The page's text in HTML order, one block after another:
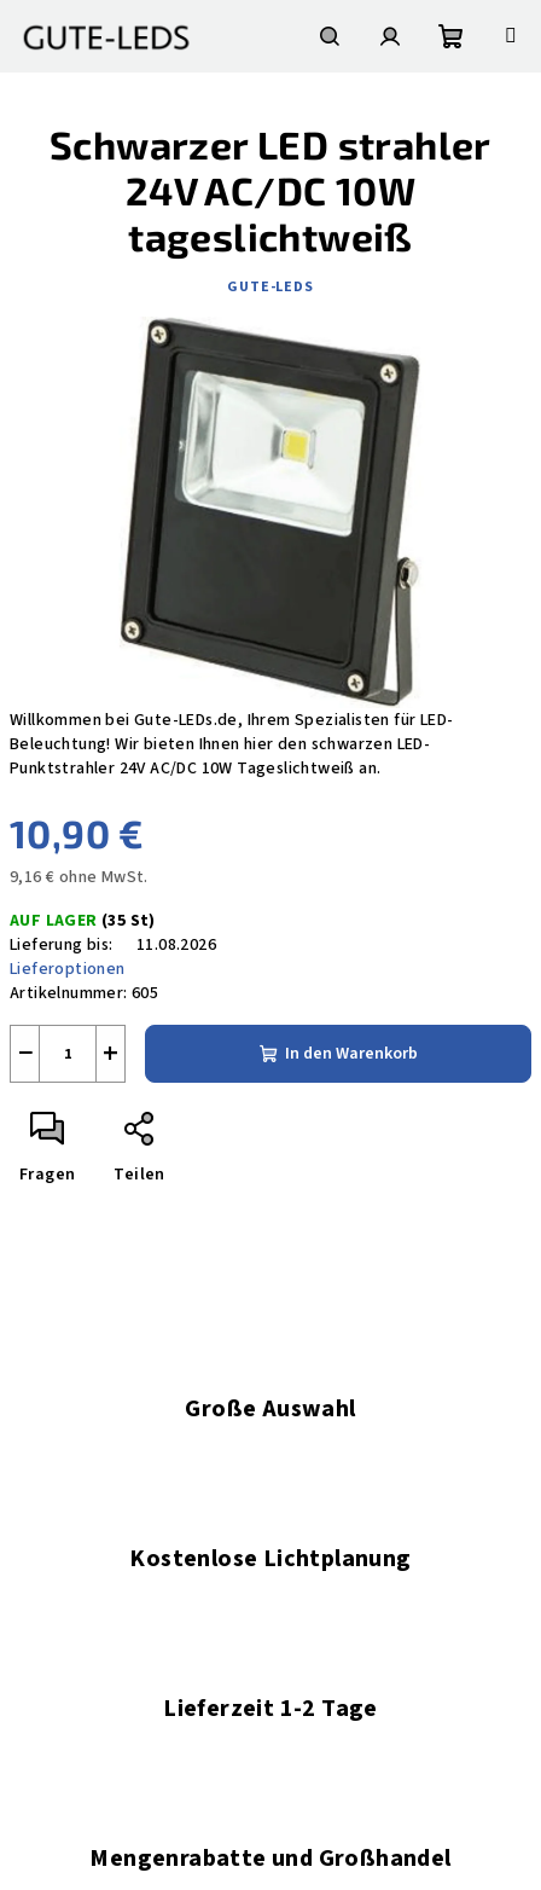
Inhalt
Willkommen bei Gute-LEDs.de, Ihrem Spezialisten für LED-
Beleuchtung! Wir bieten Ihnen hier den schwarzen LED-
Punktstrahler 24V AC/DC 10W Tageslichtweiß an.
10,90 €
9,16 € ohne MwSt.
AUF LAGER (35 St)
Lieferung bis:
11.08.2026
Lieferoptionen
Artikelnummer: 605
+
− In den Warenkorb
Fragen Teilen
Schwarzer LED strahler
24V AC/DC 10W
tageslichtweiß
GUTE-LEDS
Große Auswahl
Kostenlose Lichtplanung
Lieferzeit 1-2 Tage
Mengenrabatte und Großhandel